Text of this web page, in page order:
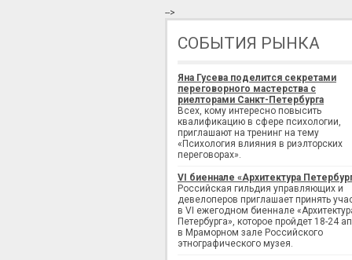
-->
СОБЫТИЯ РЫНКА
Яна Гусева поделится секретами
переговорного мастерства с
риелторами Санкт-Петербурга
Всех, кому интересно повысить
квалификацию в сфере психологии,
приглашают на тренинг на тему
«Психология влияния в риэлторских
переговорах».
VI биеннале «Архитектура
Российская гильдия управляющих и
девелоперов приглашает принять
в VI ежегодном биеннале
Петербурга», которое пройдет 18-24
в Мраморном зале Российского
этнографического музея.